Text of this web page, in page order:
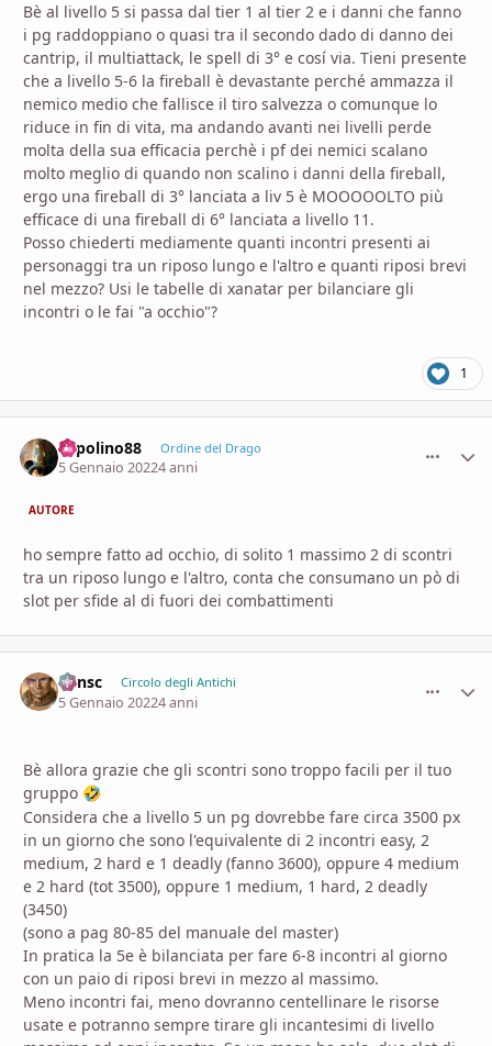
Bè al livello 5 si passa dal tier 1 al tier 2 e i danni che fanno
i pg raddoppiano o quasi tra il secondo dado di danno dei
cantrip, il multiattack, le spell di 3° e cosí via. Tieni presente
che a livello 5-6 la fireball è devastante perché ammazza il
nemico medio che fallisce il tiro salvezza o comunque lo
riduce in fin di vita, ma andando avanti nei livelli perde
molta della sua efficacia perchè i pf dei nemici scalano
molto meglio di quando non scalino i danni della fireball,
ergo una fireball di 3° lanciata a liv 5 è MOOOOOLTO più
efficace di una fireball di 6° lanciata a livello 11.
Posso chiederti mediamente quanti incontri presenti ai
personaggi tra un riposo lungo e l'altro e quanti riposi brevi
nel mezzo? Usi le tabelle di xanatar per bilanciare gli
incontri o le fai "a occhio"?
1
Topolino88 Ordine del Drago
5 Gennaio 20224 anni
AUTORE
ho sempre fatto ad occhio, di solito 1 massimo 2 di scontri
tra un riposo lungo e l'altro, conta che consumano un pò di
slot per sfide al di fuori dei combattimenti
Minsc Circolo degli Antichi
5 Gennaio 20224 anni
Bè allora grazie che gli scontri sono troppo facili per il tuo
gruppo 🤣
Considera che a livello 5 un pg dovrebbe fare circa 3500 px
in un giorno che sono l'equivalente di 2 incontri easy, 2
medium, 2 hard e 1 deadly (fanno 3600), oppure 4 medium
e 2 hard (tot 3500), oppure 1 medium, 1 hard, 2 deadly
(3450)
(sono a pag 80-85 del manuale del master)
In pratica la 5e è bilanciata per fare 6-8 incontri al giorno
con un paio di riposi brevi in mezzo al massimo.
Meno incontri fai, meno dovranno centellinare le risorse
usate e potranno sempre tirare gli incantesimi di livello